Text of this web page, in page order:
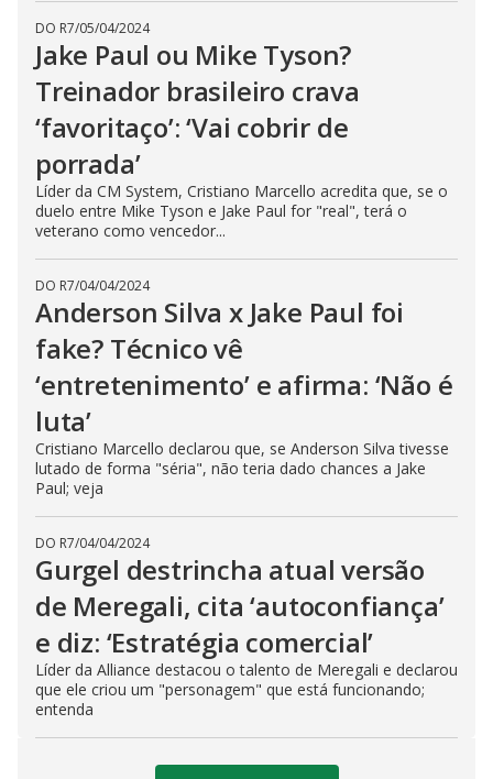
DO R7/05/04/2024
Jake Paul ou Mike Tyson?
Treinador brasileiro crava
‘favoritaço’: ‘Vai cobrir de
porrada’
Líder da CM System, Cristiano Marcello acredita que, se o
duelo entre Mike Tyson e Jake Paul for "real", terá o
veterano como vencedor...
DO R7/04/04/2024
Anderson Silva x Jake Paul foi
fake? Técnico vê
‘entretenimento’ e afirma: ‘Não é
luta’
Cristiano Marcello declarou que, se Anderson Silva tivesse
lutado de forma "séria", não teria dado chances a Jake
Paul; veja
DO R7/04/04/2024
Gurgel destrincha atual versão
de Meregali, cita ‘autoconfiança’
e diz: ‘Estratégia comercial’
Líder da Alliance destacou o talento de Meregali e declarou
que ele criou um "personagem" que está funcionando;
entenda